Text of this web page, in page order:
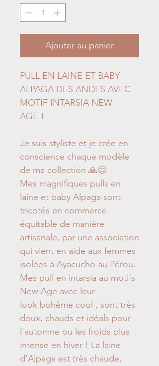
Ajouter au panier
PULL EN LAINE ET BABY
ALPAGA DES ANDES AVEC
MOTIF INTARSIA NEW
AGE !
Je suis styliste et je crée en
conscience chaque modèle
de ma collection 🙏😊
Mes magnifiques pulls en
laine et baby Alpaga sont
tricotés en commerce
équitable de manière
artisanale, par une association
qui vient en aide aux femmes
isolées à Ayacucho au Pérou.
Mes pull en intarsia au motifs
New Age avec leur
look bohème cool , sont très
doux, chauds et idéals pour
l'automne ou les froids plus
intense en hiver ! La laine
d'Alpaga est très chaude,